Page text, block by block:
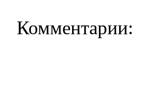
Комментарии: